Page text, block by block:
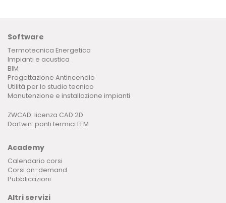
Software
Termotecnica Energetica
Impianti e acustica
BIM
Progettazione Antincendio
Utilità per lo studio tecnico
Manutenzione e installazione impianti
ZWCAD: licenza CAD 2D
Dartwin: ponti termici FEM
Academy
Calendario corsi
Corsi on-demand
Pubblicazioni
Altri servizi